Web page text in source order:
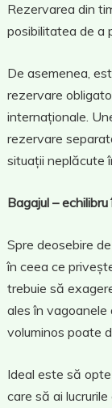
Rezervarea din
posibilitatea de a
De asemenea,
rezervare
internaționale.
rezervare
situații neplăcute
Bagajul –
Spre deosebire
în ceea ce
trebuie să
ales în vagoanele
voluminos poate
Ideal este să
care să ai